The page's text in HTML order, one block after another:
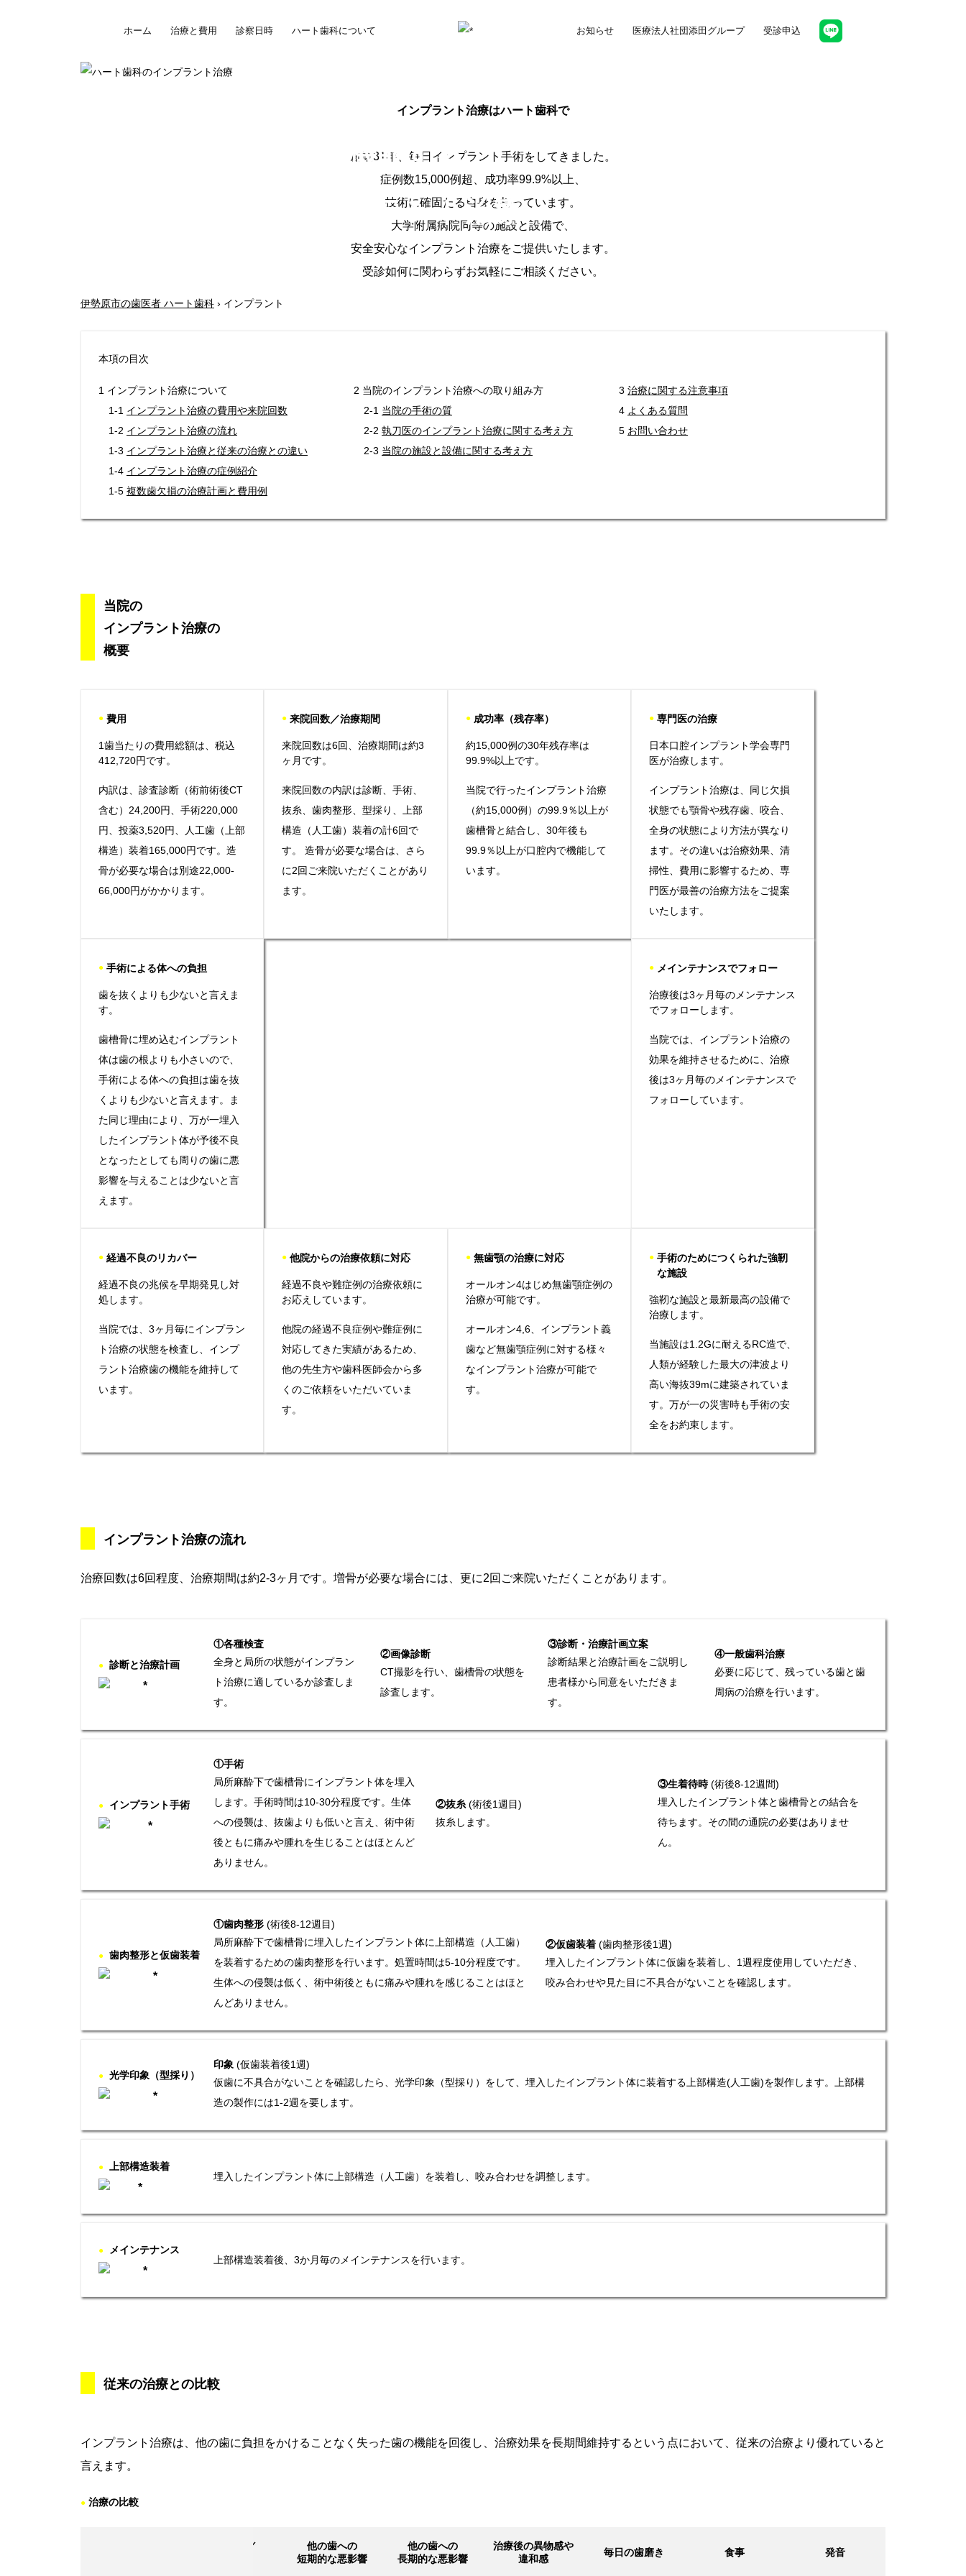
ホーム 治療と費用 診察日時 ハート歯科について お知らせ 医療法人社団添田グループ 受診申込
30年経っても機能する
ハート歯科のインプラント治療
インプラント治療はハート歯科で
創業31年、毎日インプラント手術をしてきました。
症例数15,000例超、成功率99.9%以上、
技術に確固たる自身を持っています。
大学附属病院同等の施設と設備で、
安全安心なインプラント治療をご提供いたします。
受診如何に関わらずお気軽にご相談ください。
伊勢原市の歯医者 ハート歯科 › インプラント
本項の目次
1 インプラント治療について
1-1 インプラント治療の費用や来院回数
1-2 インプラント治療の流れ
1-3 インプラント治療と従来の治療との違い
1-4 インプラント治療の症例紹介
1-5 複数歯欠損の治療計画と費用例
2 当院のインプラント治療への取り組み方
2-1 当院の手術の質
2-2 執刀医のインプラント治療に関する考え方
2-3 当院の施設と設備に関する考え方
3 治療に関する注意事項
4 よくある質問
5 お問い合わせ
当院の
インプラント治療の
概要
● 費用
1歯当たりの費用総額は、税込
412,720円です。
内訳は、診査診断（術前術後CT
含む）24,200円、手術220,000
円、投薬3,520円、人工歯（上部
構造）装着165,000円です。造
骨が必要な場合は別途22,000-
66,000円がかかります。
● 来院回数／治療期間
来院回数は6回、治療期間は約3
ヶ月です。
来院回数の内訳は診断、手術、
抜糸、歯肉整形、型採り、上部
構造（人工歯）装着の計6回で
す。 造骨が必要な場合は、さら
に2回ご来院いただくことがあり
ます。
● 成功率（残存率）
約15,000例の30年残存率は
99.9%以上です。
当院で行ったインプラント治療
（約15,000例）の99.9％以上が
歯槽骨と結合し、30年後も
99.9％以上が口腔内で機能して
います。
● 専門医の治療
日本口腔インプラント学会専門
医が治療します。
インプラント治療は、同じ欠損
状態でも顎骨や残存歯、咬合、
全身の状態により方法が異なり
ます。その違いは治療効果、清
掃性、費用に影響するため、専
門医が最善の治療方法をご提案
いたします。
● 手術による体への負担
歯を抜くよりも少ないと言えま
す。
歯槽骨に埋め込むインプラント
体は歯の根よりも小さいので、
手術による体への負担は歯を抜
くよりも少ないと言えます。ま
た同じ理由により、万が一埋入
したインプラント体が予後不良
となったとしても周りの歯に悪
影響を与えることは少ないと言
えます。
● メインテナンスでフォロー
治療後は3ヶ月毎のメンテナンス
でフォローします。
当院では、インプラント治療の
効果を維持させるために、治療
後は3ヶ月毎のメインテナンスで
フォローしています。
● 経過不良のリカバー
経過不良の兆候を早期発見し対
処します。
当院では、3ヶ月毎にインプラン
ト治療の状態を検査し、インプ
ラント治療歯の機能を維持して
います。
● 他院からの治療依頼に対応
経過不良や難症例の治療依頼に
お応えしています。
他院の経過不良症例や難症例に
対応してきた実績があるため、
他の先生方や歯科医師会から多
くのご依頼をいただいていま
す。
● 無歯顎の治療に対応
オールオン4はじめ無歯顎症例の
治療が可能です。
オールオン4,6、インプラント義
歯など無歯顎症例に対する様々
なインプラント治療が可能で
す。
● 手術のためにつくられた強靭
な施設
強靭な施設と最新最高の設備で
治療します。
当施設は1.2Gに耐えるRC造で、
人類が経験した最大の津波より
高い海抜39mに建築されていま
す。万が一の災害時も手術の安
全をお約束します。
インプラント治療の流れ
治療回数は6回程度、治療期間は約2-3ヶ月です。増骨が必要な場合には、更に2回ご来院いただくことがあります。
● 診断と治療計画
①各種検査
全身と局所の状態がインプラン
ト治療に適しているか診査しま
す。
②画像診断
CT撮影を行い、歯槽骨の状態を
診査します。
③診断・治療計画立案
診断結果と治療計画をご説明し
患者様から同意をいただきま
す。
④一般歯科治療
必要に応じて、残っている歯と歯
周病の治療を行います。
● インプラント手術
①手術
局所麻酔下で歯槽骨にインプラント体を埋入
します。手術時間は10-30分程度です。生体
への侵襲は、抜歯よりも低いと言え、術中術
後ともに痛みや腫れを生じることはほとんど
ありません。
②抜糸 (術後1週目)
抜糸します。
③生着待時(術後8-12週間)
埋入したインプラント体と歯槽骨との結合を
待ちます。その間の通院の必要はありませ
ん。
● 歯肉整形と仮歯装着
①歯肉整形 (術後8-12週目)
局所麻酔下で歯槽骨に埋入したインプラント体に上部構造（人工歯）
を装着するための歯肉整形を行います。処置時間は5-10分程度です。
生体への侵襲は低く、術中術後ともに痛みや腫れを感じることはほと
んどありません。
②仮歯装着(歯肉整形後1週)
埋入したインプラント体に仮歯を装着し、1週程度使用していただき、
咬み合わせや見た目に不具合がないことを確認します。
● 光学印象（型採り）
印象 (仮歯装着後1週)
仮歯に不具合がないことを確認したら、光学印象（型採り）をして、埋入したインプラント体に装着する上部構造(人工歯)を製作します。上部構
造の製作には1-2週を要します。
●
上部構造装着
埋入したインプラント体に上部構造（人工歯）を装着し、咬み合わせを調整します。
●
メインテナンス
上部構造装着後、3か月毎のメインテナンスを行います。
従来の治療との比較
インプラント治療は、他の歯に負担をかけることなく失った歯の機能を回復し、治療効果を長期間維持するという点において、従来の治療より優れていると
言えます。
● 治療の比較
治療回数／
他の歯への
短期的な悪影響
他の歯への
長期的な悪影響
治療後の異物感や
違和感
毎日の歯磨き 食事 発音